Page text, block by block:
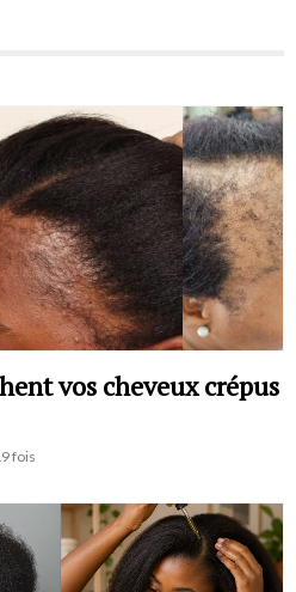
vos cheveux crépus
fois